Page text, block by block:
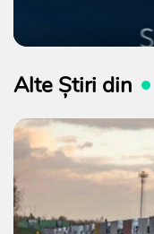
Alte Știri din